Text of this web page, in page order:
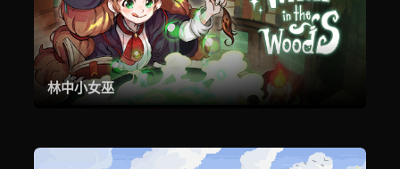
林中小女巫